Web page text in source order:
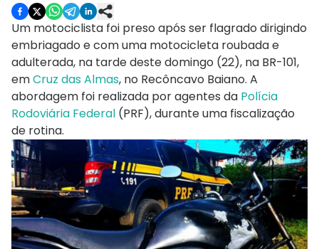
Um motociclista foi preso após ser flagrado dirigindo
embriagado e com uma motocicleta roubada e
adulterada, na tarde deste domingo (22), na BR-101,
emCruz das Almas, no Recôncavo Baiano. A
abordagem foi realizada por agentes da Polícia
Rodoviária Federal (PRF), durante uma fiscalização
de rotina.